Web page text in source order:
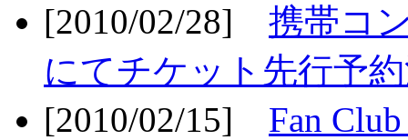
[2010/02/28] 携帯コ
にてチケット先行予
[2010/02/15] Fan